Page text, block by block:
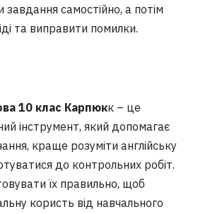
самостійно, а потім
та виправити помилки.
10 клас Карпюкк – це
інструмент, який допомагає
краще розуміти англійську
до контрольних робіт.
їх правильно, щоб
користь від навчального